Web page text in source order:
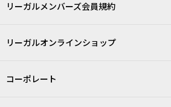
リーガルメンバーズ会員規約
リーガルオンラインショップ
コーポレート